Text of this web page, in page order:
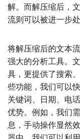
解。而解压缩后，
流则可以被进一步
将解压缩后的文本
强大的分析工具。
具，更提供了搜索
些功能，我们可以
关键词、日期、电
优势。例如，我们
息，手动操作显然